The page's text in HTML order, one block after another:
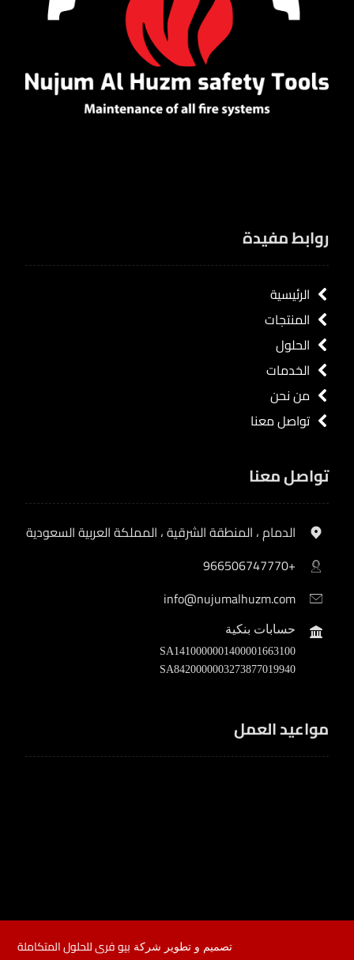
روابط مفيدة
الرئيسية
المنتجات
الحلول
الخدمات
من نحن
تواصل معنا
تواصل معنا
الدمام ، المنطقة الشرقية ، المملكة العربية السعودية
+966506747770
info@nujumalhuzm.com
حسابات بنكية
SA1410000001400001663100
SA8420000003273877019940
مواعيد العمل
تصميم و تطوير شركة بيو فرى للحلول المتكاملة